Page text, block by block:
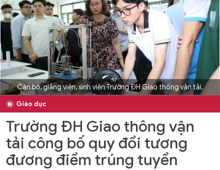
Cán bộ, giảng viên, sinh viên Trường ĐH Giao thông vận tải.
Giáo dục
Trường ĐH Giao thông vận
tải công bố quy đổi tương
đương điểm trúng tuyển